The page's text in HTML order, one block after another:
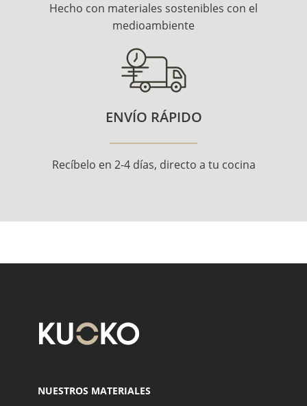
Hecho con materiales sostenibles con el
medioambiente
ENVÍO RÁPIDO
Recíbelo en 2-4 días, directo a tu cocina
NUESTROS MATERIALES